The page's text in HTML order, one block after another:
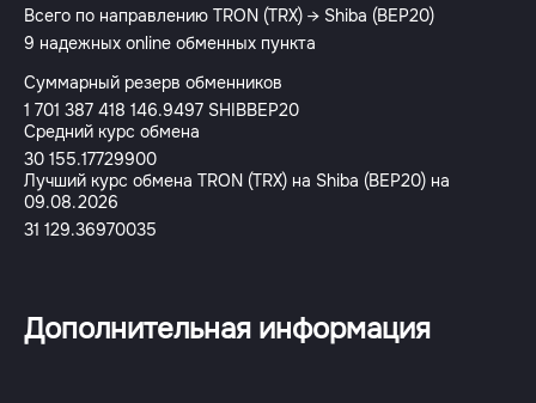
Всего по направлению TRON (TRX) → Shiba (BEP20)
9 надежных online обменных пункта
Суммарный резерв обменников
1 701 387 418 146.9497 SHIBBEP20
Средний курс обмена
30 155.17729900
Лучший курс обмена TRON (TRX) на Shiba (BEP20) на
09.08.2026
31 129.36970035
Дополнительная информация